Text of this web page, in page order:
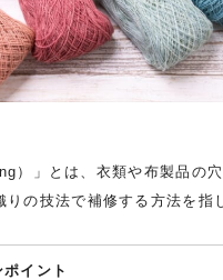
）」とは、衣類や布製品の
の技法で補修する方法を指
イント